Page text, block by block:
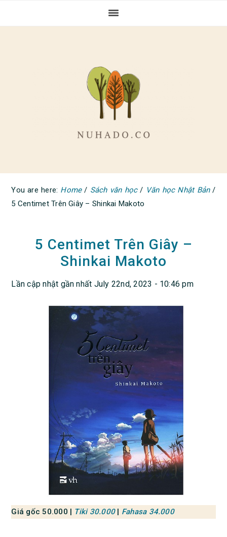
You are here: Home / Sách văn học / Văn học Nhật Bản /
5 Centimet Trên Giây – Shinkai Makoto
5 Centimet Trên Giây –
Shinkai Makoto
Lần cập nhật gần nhất July 22nd, 2023 - 10:46 pm
Giá gốc 50.000 | Tiki 30.000| Fahasa 34.000